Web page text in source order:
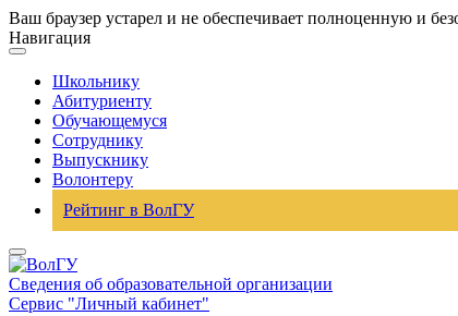
Ваш браузер устарел и не обеспечивает полноценную и
Навигация
Школьнику
Абитуриенту
Обучающемуся
Сотруднику
Выпускнику
Волонтеру
Рейтинг в ВолГУ
Сведения об образовательной организации
Сервис "Личный кабинет"